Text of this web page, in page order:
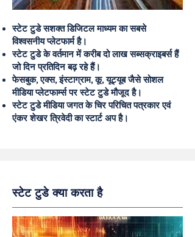
स्टेट टुडे सशक्त डिजिटल माध्यम का सबसे
विश्वसनीय प्लेटफार्म है।
स्टेट टुडे के वर्तमान में करीब दो लाख सब्सक्राइबर्स हैं
जो दिन प्रतिदिन बढ़ रहे हैं।
फेसबुक, एक्स, इंस्टाग्राम, कू, यूट्यूब जैसे सोशल
मीडिया प्लेटफार्म्स पर स्टेट टुडे मौजूद है।
स्टेट टुडे मीडिया जगत के चिर परिचित पत्रकार एवं
एंकर शेखर त्रिवेदी का स्टार्ट अप है।
स्टेट टुडे क्या करता है